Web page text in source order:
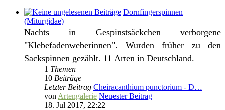
Dornfingerspinnen
(Miturgidae)
Nachts in Gespinstsäckchen verborgene
"Klebefadenweberinnen". Wurden früher zu den
Sackspinnen gezählt. 11 Arten in Deutschland.
1 Themen
10 Beiträge
Letzter Beitrag Cheiracanthium punctorium - D…
von Artengalerie Neuester Beitrag
18. Jul 2017, 22:22